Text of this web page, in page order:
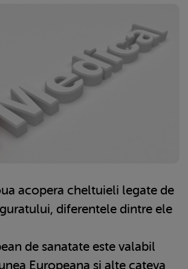
acopera cheltuieli legate de
diferentele dintre ele
de sanatate este valabil
Europeana si alte cateva